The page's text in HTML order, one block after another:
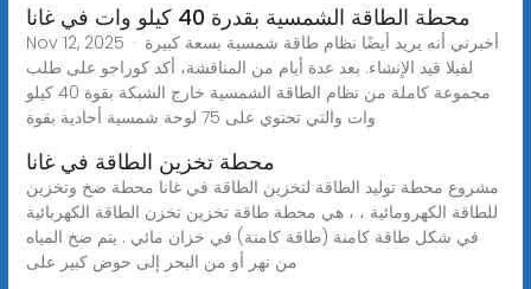
محطة الطاقة الشمسية بقدرة 40 كيلو وات في غانا
Nov 12, 2025 · أخبرني أنه يريد أيضًا نظام طاقة شمسية بسعة كبيرة
لفيلا قيد الإنشاء. بعد عدة أيام من المناقشة، أكد كوراجو على طلب
مجموعة كاملة من نظام الطاقة الشمسية خارج الشبكة بقوة 40 كيلو
وات والتي تحتوي على 75 لوحة شمسية أحادية بقوة
محطة تخزين الطاقة في غانا
مشروع محطة توليد الطاقة لتخزين الطاقة في غانا محطة ضخ وتخزين
للطاقة الكهرومائية ، ، هي محطة طاقة تخزين تخزن الطاقة الكهربائية
في شكل طاقة كامنة (طاقة كامنة) في خزان مائي . يتم ضخ المياه
من نهر أو من البحر إلى حوض كبير على